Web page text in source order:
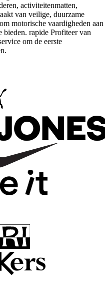
activiteitenmatten,
van veilige, duurzame
motorische vaardigheden aan
bieden. rapide Profiteer van
om de eerste